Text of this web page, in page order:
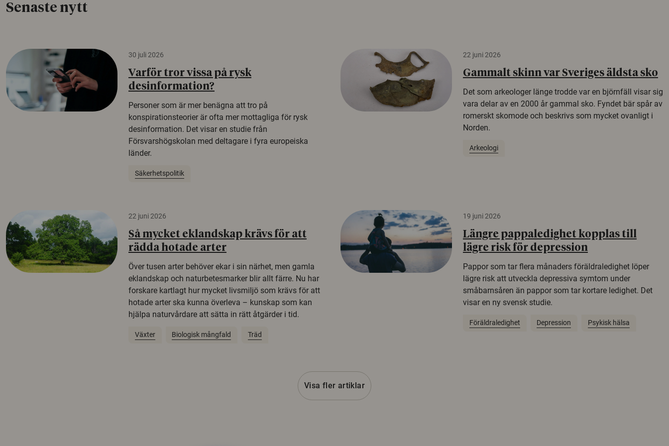
Senaste nytt
30 juli 2026
Varför tror vissa på rysk
desinformation?
Personer som är mer benägna att tro på
konspirationsteorier är ofta mer mottagliga för rysk
desinformation. Det visar en studie från
Försvarshögskolan med deltagare i fyra europeiska
länder.
Säkerhetspolitik
22 juni 2026
Gammalt skinn var Sveriges äldsta sko
Det som arkeologer länge trodde var en björnfäll visar sig
vara delar av en 2000 år gammal sko. Fyndet bär spår av
romerskt skomode och beskrivs som mycket ovanligt i
Norden.
Arkeologi
22 juni 2026
Så mycket eklandskap krävs för att
rädda hotade arter
Över tusen arter behöver ekar i sin närhet, men gamla
eklandskap och naturbetesmarker blir allt färre. Nu har
forskare kartlagt hur mycket livsmiljö som krävs för att
hotade arter ska kunna överleva – kunskap som kan
hjälpa naturvårdare att sätta in rätt åtgärder i tid.
Växter Biologisk mångfald Träd
19 juni 2026
Längre pappaledighet kopplas till
lägre risk för depression
Pappor som tar flera månaders föräldraledighet löper
lägre risk att utveckla depressiva symtom under
småbarnsåren än pappor som tar kortare ledighet. Det
visar en ny svensk studie.
Föräldraledighet Depression Psykisk hälsa
Visa fler artiklar